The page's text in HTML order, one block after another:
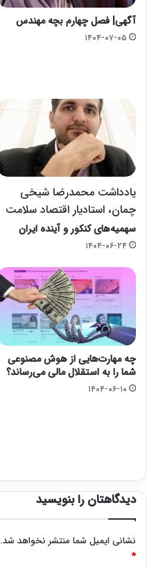
آگهی| فصل چهارم بچه مهندس
۱۴۰۴-۰۷-۰۵
یادداشت محمدرضا شیخی
چمان، استادیار اقتصاد سلامت
سهمیه‌های کنکور و آینده ایران
۱۴۰۴-۰۶-۲۴
چه مهارت‌هایی از هوش مصنوعی
شما را به استقلال مالی می‌رساند؟
۱۴۰۴-۰۶-۱۰
دیدگاهتان را بنویسید
نشانی ایمیل شما منتشر نخواهد شد.
*